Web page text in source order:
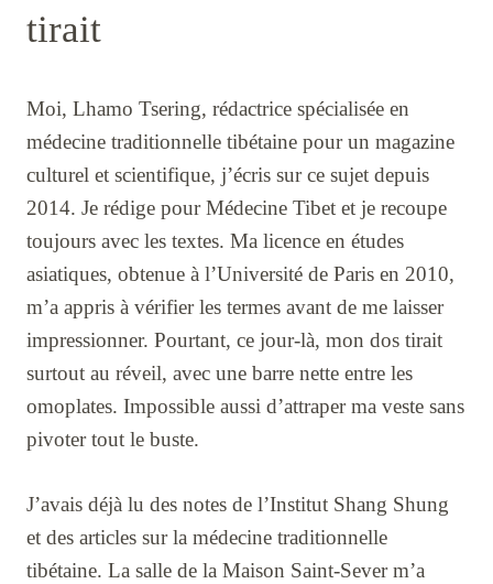
tirait
Moi, Lhamo Tsering, rédactrice spécialisée en
médecine traditionnelle tibétaine pour un magazine
culturel et scientifique, j’écris sur ce sujet depuis
2014. Je rédige pour Médecine Tibet et je recoupe
toujours avec les textes. Ma licence en études
asiatiques, obtenue à l’Université de Paris en 2010,
m’a appris à vérifier les termes avant de me laisser
impressionner. Pourtant, ce jour-là, mon dos tirait
surtout au réveil, avec une barre nette entre les
omoplates. Impossible aussi d’attraper ma veste sans
pivoter tout le buste.
J’avais déjà lu des notes de l’Institut Shang Shung
et des articles sur la médecine traditionnelle
tibétaine. La salle de la Maison Saint-Sever m’a